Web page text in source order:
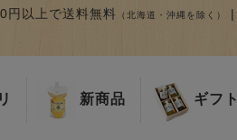
円以上で送料無料 （北海道・沖縄を除く） |
新商品 ギフト